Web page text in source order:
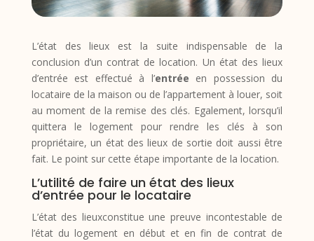
L’état des lieux est la suite indispensable de la
conclusion d’un contrat de location. Un état des lieux
d’entrée est effectué à l’entrée en possession du
locataire de la maison ou de l’appartement à louer, soit
au moment de la remise des clés. Egalement, lorsqu’il
quittera le logement pour rendre les clés à son
propriétaire, un état des lieux de sortie doit aussi être
fait. Le point sur cette étape importante de la location.
L’utilité de faire un état des lieux
d’entrée pour le locataire
L’état des lieuxconstitue une preuve incontestable de
l’état du logement en début et en fin de contrat de